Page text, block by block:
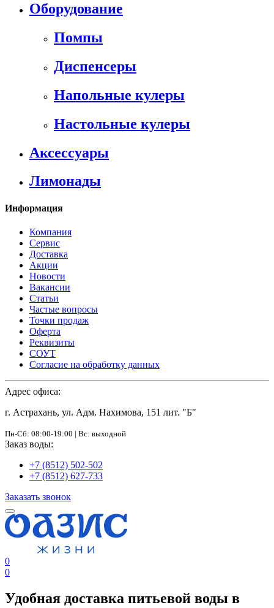
Оборудование
Помпы
Диспенсеры
Напольные кулеры
Настольные кулеры
Аксессуары
Лимонады
Информация
Компания
Сервис
Доставка
Акции
Новости
Вакансии
Статьи
Частые вопросы
Точки продаж
Оферта
Реквизиты
СОУТ
Согласие на обработку данных
Адрес офиса:
г. Астрахань, ул. Адм. Нахимова, 151 лит. "Б"
Пн-Сб: 08:00-19:00 | Вс: выходной
Заказ воды:
+7 (8512) 502-502
+7 (8512) 627-733
Заказать звонок
0
0
Удобная доставка питьевой воды в